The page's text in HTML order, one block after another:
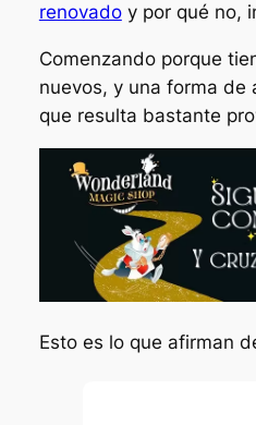
renovadoy por qué no,
Comenzando porque
nuevos, y una forma de
que resulta bastante
Esto es lo que afirman